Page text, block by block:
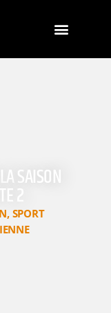
SAISON
2
, SPORT